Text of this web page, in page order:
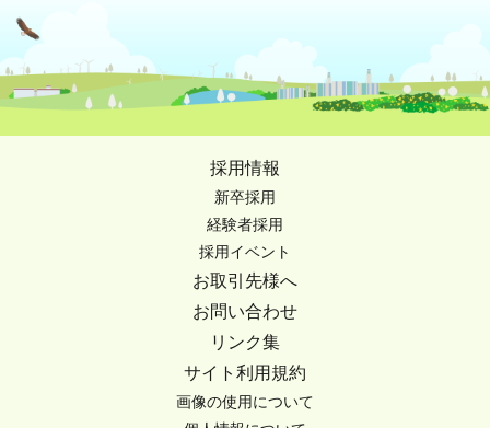
採用情報
新卒採用
経験者採用
採用イベント
お取引先様へ
お問い合わせ
リンク集
サイト利用規約
画像の使用について